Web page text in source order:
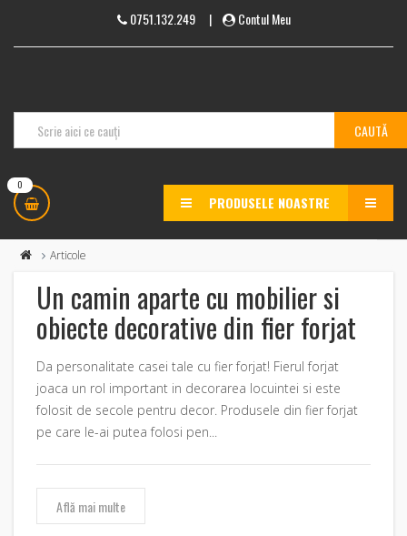
0751.132.249| Contul Meu
0
PRODUSELE NOASTRE MENU
Articole
Un camin aparte cu mobilier si
obiecte decorative din fier forjat
Da personalitate casei tale cu fier forjat! Fierul forjat
joaca un rol important in decorarea locuintei si este
folosit de secole pentru decor. Produsele din fier forjat
pe care le-ai putea folosi pen...
Află mai multe